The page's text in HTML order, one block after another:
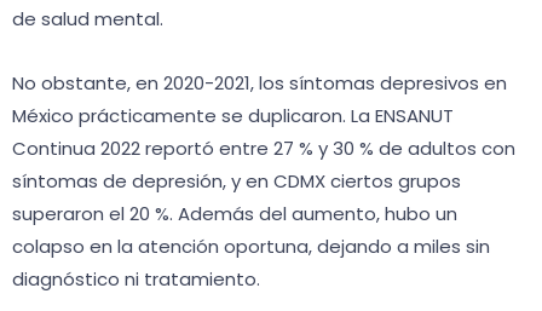
de salud mental.
No obstante, en 2020-2021, los síntomas depresivos en
México prácticamente se duplicaron. La ENSANUT
Continua 2022 reportó entre 27 % y 30 % de adultos con
síntomas de depresión, y en CDMX ciertos grupos
superaron el 20 %. Además del aumento, hubo un
colapso en la atención oportuna, dejando a miles sin
diagnóstico ni tratamiento.